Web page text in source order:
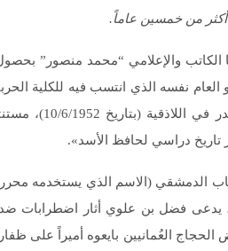
أكثر من خمسين عاماً.
من جريدة
تاريخ دراسي لحافظ الأسد».
الدمشقي (الاسم الذي يستخدمه
فضل بن علوي أثار اضطرابات ضد
الحجاج العُمانيين بايعوه أميراً على